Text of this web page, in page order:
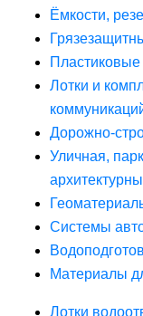
Ёмкости,
Пластиковые
Лотки и
Дорожно-
Уличная,
Системы
Материалы
Лотки